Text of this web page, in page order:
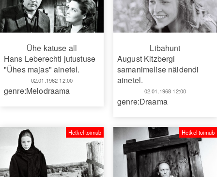
Ühe katuse all
Hans Leberechti jutustuse
"Ühes majas" ainetel.
02.01.1962 12:00
genre:Melodraama
Libahunt
August Kitzbergi
samanimelise näidendi
ainetel.
02.01.1968 12:00
genre:Draama
Hetkel toimub Hetkel toimub